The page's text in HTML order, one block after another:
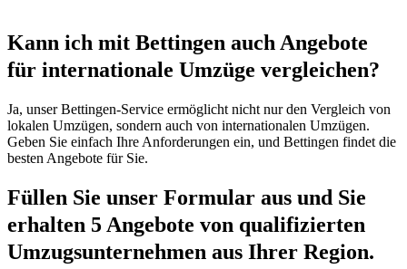
Kann ich mit Bettingen auch Angebote
für internationale Umzüge vergleichen?
Ja, unser Bettingen-Service ermöglicht nicht nur den Vergleich von
lokalen Umzügen, sondern auch von internationalen Umzügen.
Geben Sie einfach Ihre Anforderungen ein, und Bettingen findet die
besten Angebote für Sie.
Füllen Sie unser Formular aus und Sie
erhalten 5 Angebote von qualifizierten
Umzugsunternehmen aus Ihrer Region.